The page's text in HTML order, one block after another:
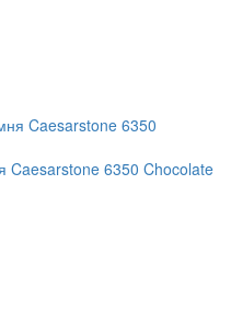
Caesarstone 6350 Chocolate